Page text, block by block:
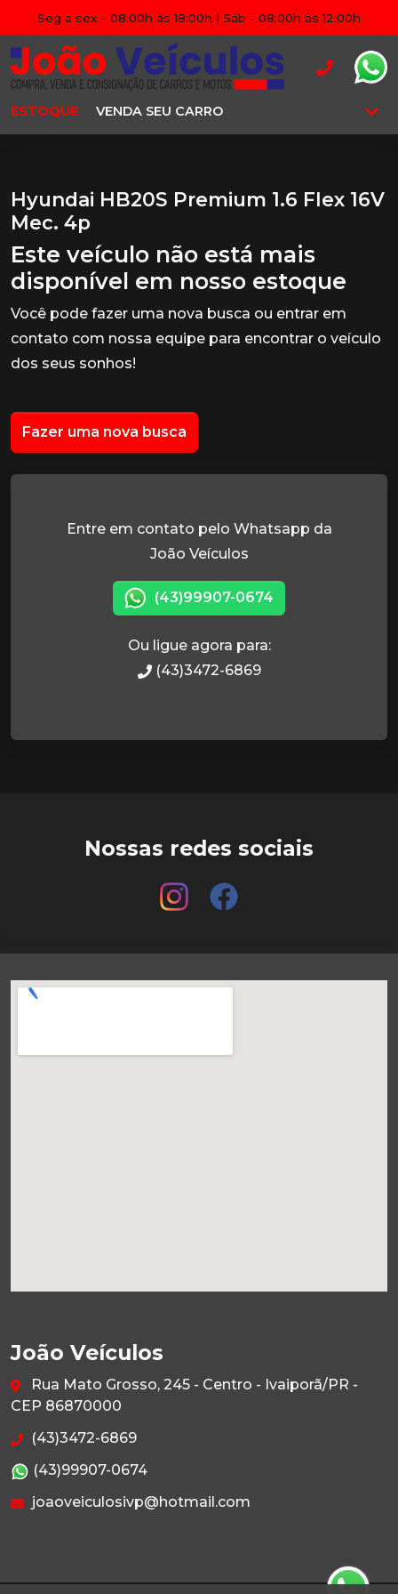
Seg a sex - 08:00h às 18:00h | Sáb - 08:00h às 12:00h
ESTOQUE VENDA SEU CARRO
Hyundai HB20S Premium 1.6 Flex 16V
Mec. 4p
Este veículo não está mais
disponível em nosso estoque
Você pode fazer uma nova busca ou entrar em
contato com nossa equipe para encontrar o veículo
dos seus sonhos!
Fazer uma nova busca
Entre em contato pelo Whatsapp da
João Veículos
(43)99907-0674
Ou ligue agora para:
(43)3472-6869
Nossas redes sociais
João Veículos
Rua Mato Grosso, 245 - Centro - Ivaiporã/PR -
CEP 86870000
(43)3472-6869
(43)99907-0674
joaoveiculosivp@hotmail.com